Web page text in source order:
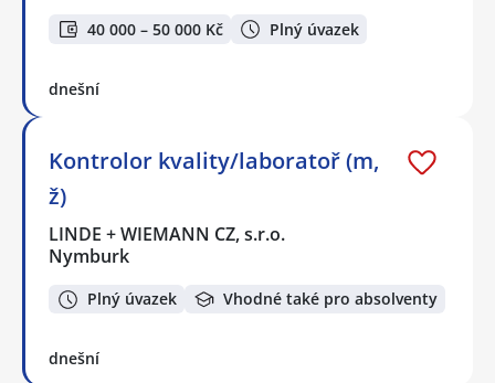
40 000 – 50 000 Kč Plný úvazek
dnešní
Kontrolor kvality/laboratoř (m,
ž)
LINDE + WIEMANN CZ, s.r.o.
Nymburk
Plný úvazek Vhodné také pro absolventy
dnešní